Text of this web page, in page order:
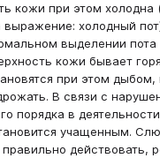
кожи при этом холодна
выражение: холодный
выделении пота
кожи бывает
при этом
В связи с
порядка в
учащенным.
действовать,